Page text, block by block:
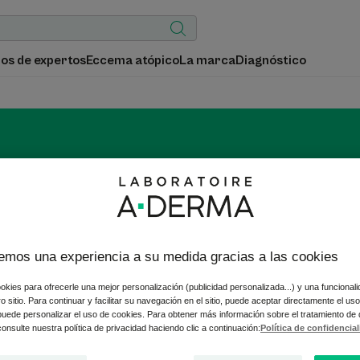
de expertosEccema atópicoLa marcaDiagnóstico
Cuidado corporal hidratante
seca, muy seca y con tendencia atópica, hidrátela con los
una experiencia a su medida gracias a las cookies
para ofrecerle una mejor personalización (publicidad personalizada...) y una
sitio. Para continuar y facilitar su navegación en el sitio, puede aceptar directamente el
personalizar el uso de cookies. Para obtener más información sobre el tratamiento de
nuestra política de privacidad haciendo clic a continuación: Política de